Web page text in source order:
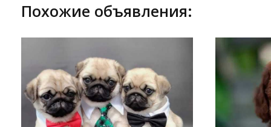
Похожие объявления: